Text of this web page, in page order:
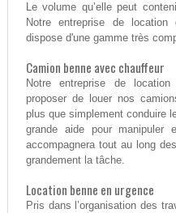
Le volume qu’elle peut
Notre entreprise de
dispose d'une gamme très
Camion benne avec chauffeur
Notre entreprise de
proposer de louer nos
plus que simplement conduire
grande aide pour
accompagnera tout au long
grandement la tâche.
Location benne en urgence
Pris dans l’organisation des